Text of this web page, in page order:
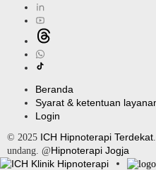
Beranda
Syarat & ketentuan
Login
© 2025 ICH Hipnoterapi Terdekat
undang. @Hipnoterapi Jogja